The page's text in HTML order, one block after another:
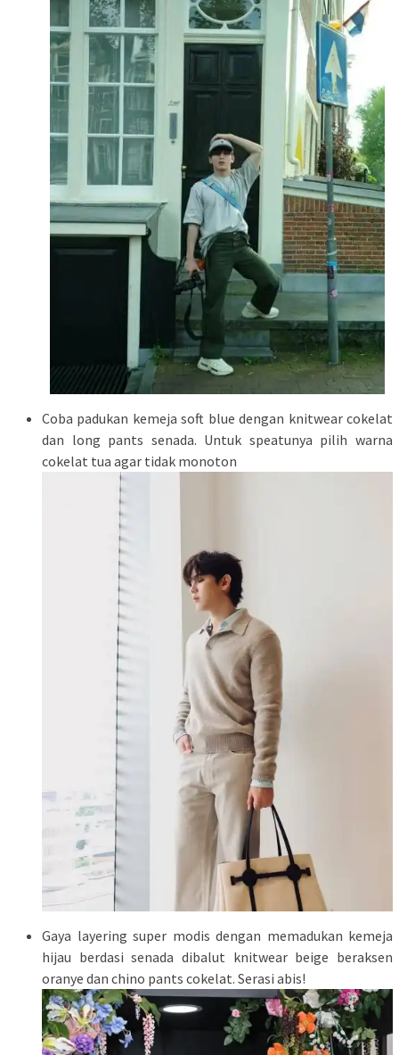
Coba padukan kemeja soft blue dengan knitwear cokelat
dan long pants senada. Untuk speatunya pilih warna
cokelat tua agar tidak monoton
Gaya layering super modis dengan memadukan kemeja
hijau berdasi senada dibalut knitwear beige beraksen
oranye dan chino pants cokelat. Serasi abis!